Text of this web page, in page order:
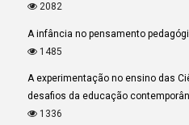
2082
A infância no pensamento
1485
A experimentação no ensino das
desafios da educação
1336